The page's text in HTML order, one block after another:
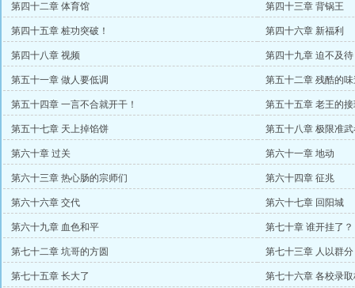
第四十二章 体育馆 第四十三章 背锅王
第四十五章 桩功突破！ 第四十六章 新福利
第四十八章 视频 第四十九章 迫不及待
第五十一章 做人要低调 第五十二章 残酷的味
第五十四章 一言不合就开干！ 第五十五章 老王的
第五十七章 天上掉馅饼 第五十八章 极限准武
第六十章 过关 第六十一章 地动
第六十三章 热心肠的宗师们 第六十四章 征兆
第六十六章 交代 第六十七章 回阳城
第六十九章 血色和平 第七十章 谁开挂了？
第七十二章 坑哥的方圆 第七十三章 人以群分
第七十五章 长大了 第七十六章 各校录